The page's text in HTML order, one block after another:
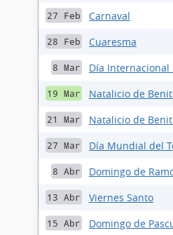
27 Feb Carnaval
28 Feb Cuaresma
8 Mar Día
19 Mar Natalicio de
21 Mar Natalicio de
27 Mar Día Mundial del
8 Abr Domingo de
13 Abr Viernes Santo
15 Abr Domingo de